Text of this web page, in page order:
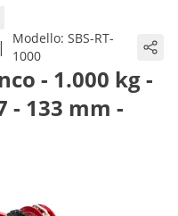
| Modello: SBS-RT-
1000
- 1.000 kg -
- 133 mm -